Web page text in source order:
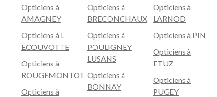
Opticiens à
AMAGNEY
Opticiens à L
ECOUVOTTE
Opticiens à
ROUGEMONTOT
Opticiens à
Opticiens à
BRECONCHAUX
Opticiens à
POULIGNEY
LUSANS
Opticiens à
BONNAY
Opticiens à
LARNOD
Opticiens à PIN
Opticiens à
ETUZ
Opticiens à
PUGEY